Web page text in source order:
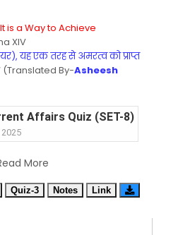
is a Way to Achieve
XIV
यह एक तरह से अमरत्व को प्राप्त
(Translated By-Asheesh
Affairs Quiz (SET-8) in
2025
Affairs Quiz (SET-6) in
More
Quiz-3 Notes Link